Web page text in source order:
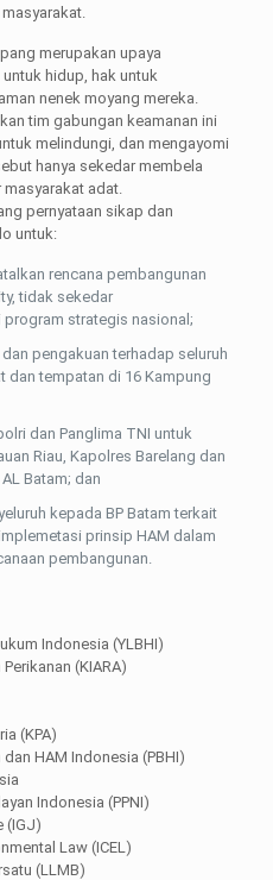
merupakan upaya
hidup, hak untuk
nenek moyang mereka.
tim gabungan keamanan ini
melindungi, dan mengayomi
hanya sekedar membela
adat.
pernyataan sikap dan
untuk:
rencana pembangunan
tidak sekedar
strategis nasional;
pengakuan terhadap seluruh
dan tempatan di 16 Kampung
dan Panglima TNI untuk
Riau, Kapolres Barelang dan
Batam; dan
kepada BP Batam terkait
prinsip HAM dalam
pembangunan.
Indonesia (YLBHI)
(KIARA)
(KPA)
HAM Indonesia (PBHI)
Indonesia (PPNI)
(IGJ)
Law (ICEL)
(LLMB)